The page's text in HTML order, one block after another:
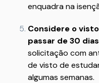
enquadra na
Considere o
passar de 30
solicitação com
de visto de
algumas semanas.